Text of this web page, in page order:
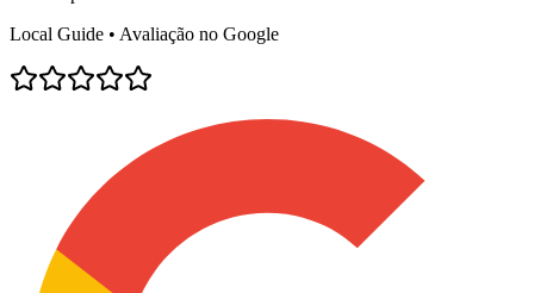
Local Guide • Avaliação no Google